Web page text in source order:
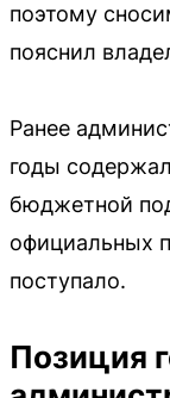
поэтому
пояснил
Ранее
годы
бюджетной
официальных
поступало.
Позиция